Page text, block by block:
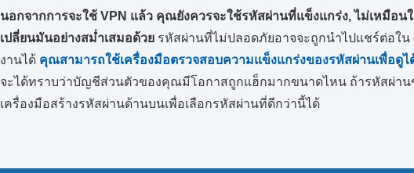
นอกจากการจะใช้ VPN แล้ว คุณยังควรจะใช้รหัสผ่านที่แข็งแกร่ง, ไม่เหมื
เปลี่ยนมันอย่างสม่ำเสมอด้วย รหัสผ่านที่ไม่ปลอดภัยอาจจะถูกนำไปแชร์ต่อใน
งานได้ คุณสามารถใช้เครื่องมือตรวจสอบความแข็งแกร่งของรหัสผ่านเพื่อดู
จะได้ทราบว่าบัญชีส่วนตัวของคุณมีโอกาสถูกแฮ็กมากขนาดไหน ถ้ารหัสผ่า
เครื่องมือสร้างรหัสผ่านด้านบนเพื่อเลือกรหัสผ่านที่ดีกว่านี้ได้